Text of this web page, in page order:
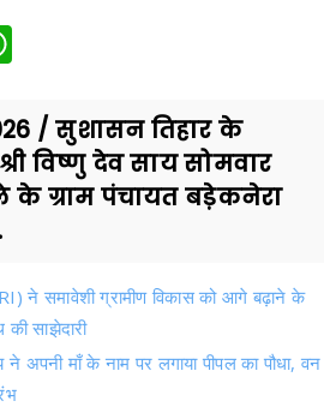
/ सुशासन तिहार के
विष्णु देव साय सोमवार
के ग्राम पंचायत बड़ेकनेरा
ने समावेशी ग्रामीण विकास को आगे बढ़ाने के
साझेदारी
ने अपनी माँ के नाम पर लगाया पीपल का पौधा, वन